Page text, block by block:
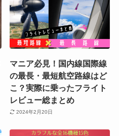
マニア必見！国内線国際線
の最長・最短航空路線はど
こ？実際に乗ったフライト
レビュー総まとめ
2024年2月20日